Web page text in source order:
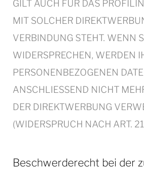
GILT AUCH FÜR DAS
MIT SOLCHER
VERBINDUNG STEHT. WENN
WIDERSPRECHEN, WERDEN
PERSONENBEZOGENEN
ANSCHLIESSEND NICHT
DER DIREKTWERBUNG
(WIDERSPRUCH NACH ART.
Beschwerde­recht bei der